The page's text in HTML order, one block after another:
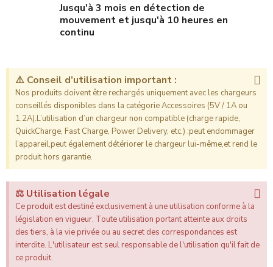
Jusqu'à 3 mois en détection de
mouvement et jusqu'à 10 heures en
continu
⚠️ Conseil d’utilisation important :
Nos produits doivent être rechargés uniquement avec les chargeurs
conseillés disponibles dans la catégorie Accessoires (5V / 1A ou
1.2A).L’utilisation d’un chargeur non compatible (charge rapide,
QuickCharge, Fast Charge, Power Delivery, etc.) :peut endommager
l’appareil,peut également détériorer le chargeur lui-même,et rend le
produit hors garantie.
⚖️ Utilisation légale
Ce produit est destiné exclusivement à une utilisation conforme à la
législation en vigueur. Toute utilisation portant atteinte aux droits
des tiers, à la vie privée ou au secret des correspondances est
interdite. L'utilisateur est seul responsable de l'utilisation qu'il fait de
ce produit.